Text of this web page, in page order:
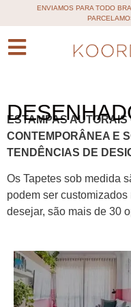
ENVIAMOS PARA TODO
ESTAMPAS
CONTEMPORÂNEA E
TENDÊNCIAS DE
Os Tapetes sob medida
podem ser
desejar, são mais de 30